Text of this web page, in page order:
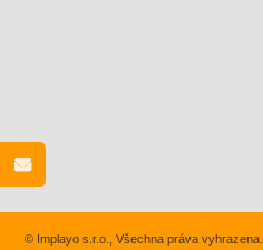
© Implayo s.r.o., Všechna práva vyhrazena.